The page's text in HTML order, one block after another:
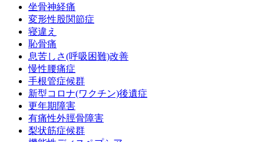
坐骨神経痛
変形性股関節症
寝違え
恥骨痛
息苦しさ(呼吸困難)改善
慢性腰痛症
手根管症候群
新型コロナ(ワクチン)後遺症
更年期障害
有痛性外脛骨障害
梨状筋症候群